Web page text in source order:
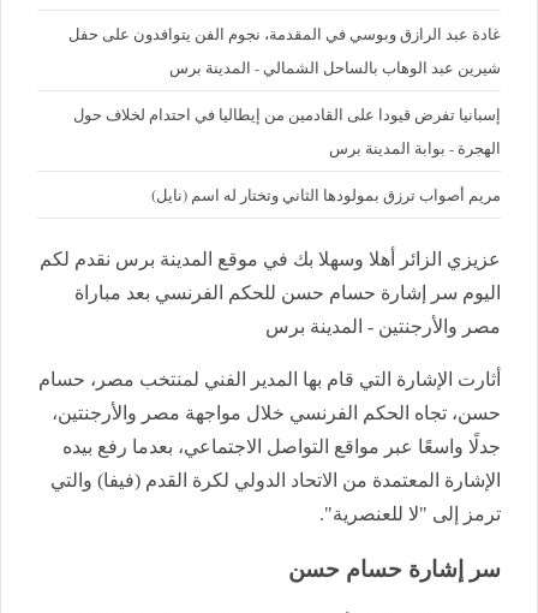
غادة عبد الرازق وبوسي في المقدمة، نجوم الفن يتوافدون على حفل
شيرين عبد الوهاب بالساحل الشمالي - المدينة برس
إسبانيا تفرض قيودا على القادمين من إيطاليا في احتدام لخلاف حول
الهجرة - بوابة المدينة برس
مريم أصواب ترزق بمولودها الثاني وتختار له اسم (نايل)
عزيزي الزائر أهلا وسهلا بك في موقع المدينة برس نقدم لكم
اليوم سر إشارة حسام حسن للحكم الفرنسي بعد مباراة
مصر والأرجنتين - المدينة برس
أثارت الإشارة التي قام بها المدير الفني لمنتخب مصر، حسام
حسن، تجاه الحكم الفرنسي خلال مواجهة مصر والأرجنتين،
جدلًا واسعًا عبر مواقع التواصل الاجتماعي، بعدما رفع بيده
الإشارة المعتمدة من الاتحاد الدولي لكرة القدم (فيفا) والتي
ترمز إلى "لا للعنصرية".
سر إشارة حسام حسن